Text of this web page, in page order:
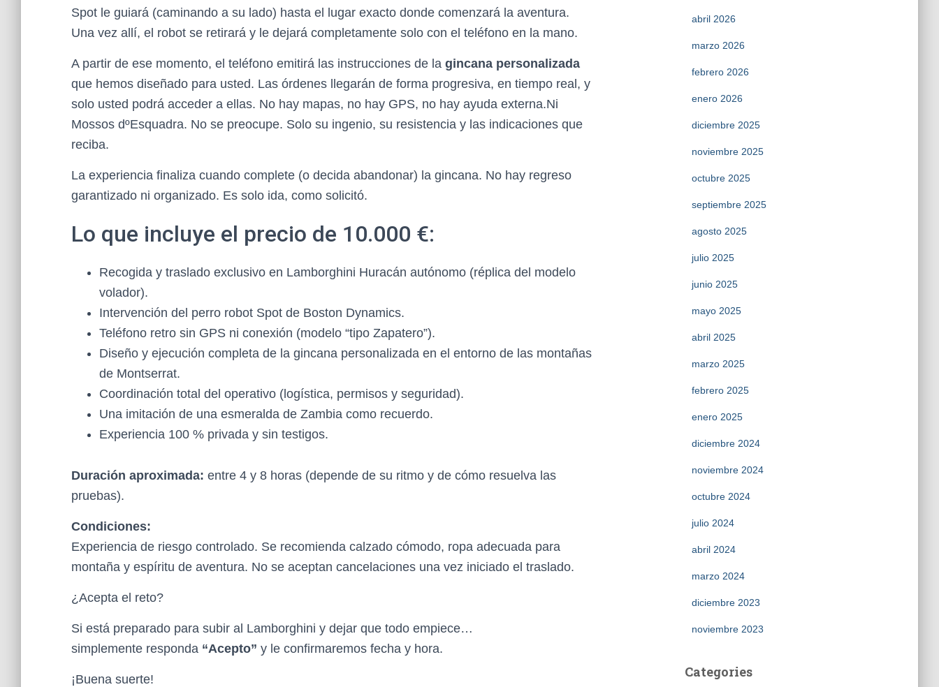
Spot le guiará (caminando a su lado) hasta el lugar exacto donde comenzará la aventura.
Una vez allí, el robot se retirará y le dejará completamente solo con el teléfono en la mano.
A partir de ese momento, el teléfono emitirá las instrucciones de la gincana personalizada
que hemos diseñado para usted. Las órdenes llegarán de forma progresiva, en tiempo real, y
solo usted podrá acceder a ellas. No hay mapas, no hay GPS, no hay ayuda externa.Ni
Mossos dºEsquadra. No se preocupe. Solo su ingenio, su resistencia y las indicaciones que
reciba.
La experiencia finaliza cuando complete (o decida abandonar) la gincana. No hay regreso
garantizado ni organizado. Es solo ida, como solicitó.
Lo que incluye el precio de 10.000 €:
Recogida y traslado exclusivo en Lamborghini Huracán autónomo (réplica del modelo
volador).
Intervención del perro robot Spot de Boston Dynamics.
Teléfono retro sin GPS ni conexión (modelo “tipo Zapatero”).
Diseño y ejecución completa de la gincana personalizada en el entorno de las montañas
de Montserrat.
Coordinación total del operativo (logística, permisos y seguridad).
Una imitación de una esmeralda de Zambia como recuerdo.
Experiencia 100 % privada y sin testigos.
Duración aproximada: entre 4 y 8 horas (depende de su ritmo y de cómo resuelva las
pruebas).
Condiciones:
Experiencia de riesgo controlado. Se recomienda calzado cómodo, ropa adecuada para
montaña y espíritu de aventura. No se aceptan cancelaciones una vez iniciado el traslado.
¿Acepta el reto?
Si está preparado para subir al Lamborghini y dejar que todo empiece…
simplemente responda “Acepto” y le confirmaremos fecha y hora.
¡Buena suerte!
abril 2026
marzo 2026
febrero 2026
enero 2026
diciembre 2025
noviembre 2025
octubre 2025
septiembre 2025
agosto 2025
julio 2025
junio 2025
mayo 2025
abril 2025
marzo 2025
febrero 2025
enero 2025
diciembre 2024
noviembre 2024
octubre 2024
julio 2024
abril 2024
marzo 2024
diciembre 2023
noviembre 2023
Categories